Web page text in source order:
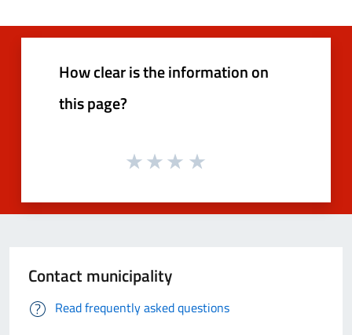
How clear is the information on
this page?
Contact municipality
Read frequently asked questions